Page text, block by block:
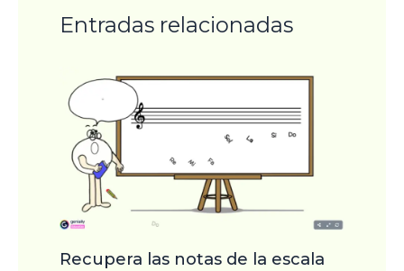
Entradas relacionadas
Recupera las notas de la escala